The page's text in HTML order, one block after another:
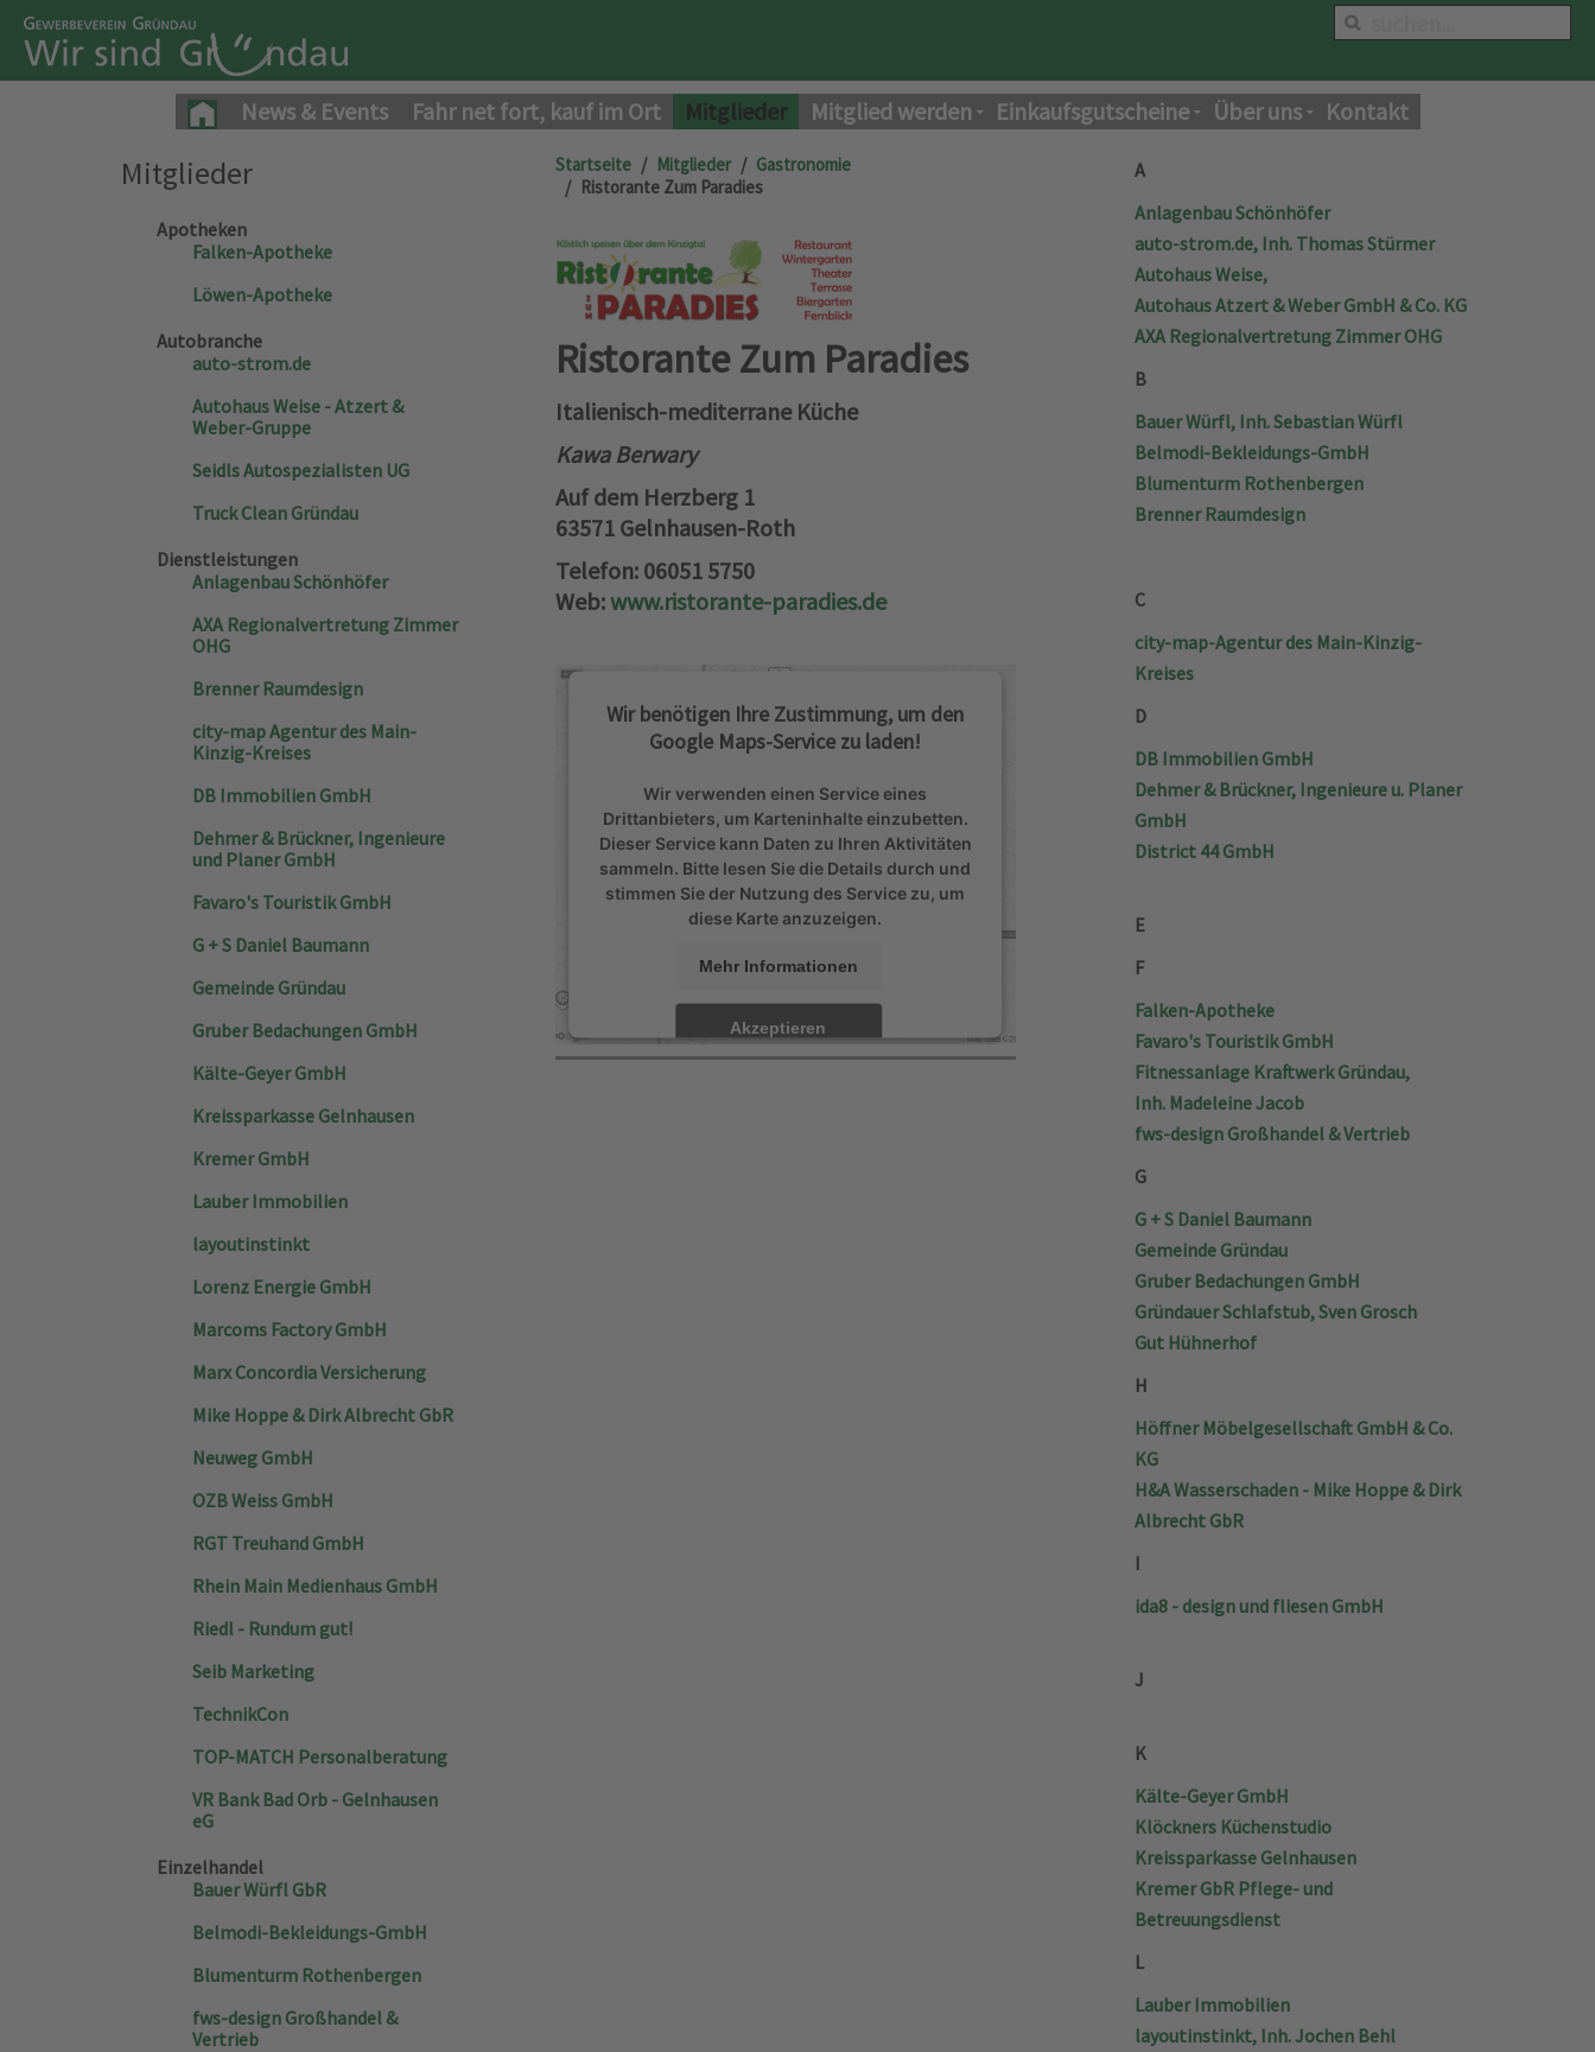
News & Events Fahr net fort, kauf im Ort Mitglieder Mitglied werden Einkaufsgutscheine Über uns Kontakt
Startseite Mitglieder
Gastronomie
Ristorante Zum Paradies
Ristorante Zum Paradies
Italienisch-mediterrane Küche
Kawa Berwary
Auf dem Herzberg 1
63571 Gelnhausen-Roth
Telefon: 06051 5750
Web:www.ristorante-paradies.de
Wir benötigen Ihre Zustimmung, um den
Google Maps-Service zu laden!
Wir verwenden einen Service eines
Drittanbieters, um Karteninhalte einzubetten.
Dieser Service kann Daten zu Ihren Aktivitäten
sammeln. Bitte lesen Sie die Details durch und
stimmen Sie der Nutzung des Service zu, um
diese Karte anzuzeigen.
Mehr Informationen
Akzeptieren
Mitglieder
Apotheken
Falken-Apotheke
Löwen-Apotheke
Autobranche
auto-strom.de
Autohaus Weise - Atzert &
Weber-Gruppe
Seidls Autospezialisten UG
Truck Clean Gründau
Dienstleistungen
Anlagenbau Schönhöfer
AXA Regionalvertretung Zimmer
OHG
Brenner Raumdesign
city-map Agentur des Main-
Kinzig-Kreises
DB Immobilien GmbH
Dehmer & Brückner, Ingenieure
und Planer GmbH
Favaro's Touristik GmbH
G + S Daniel Baumann
Gemeinde Gründau
Gruber Bedachungen GmbH
Kälte-Geyer GmbH
Kreissparkasse Gelnhausen
Kremer GmbH
Lauber Immobilien
layoutinstinkt
Lorenz Energie GmbH
Marcoms Factory GmbH
Marx Concordia Versicherung
Mike Hoppe & Dirk Albrecht GbR
Neuweg GmbH
OZB Weiss GmbH
RGT Treuhand GmbH
Rhein Main Medienhaus GmbH
Riedl - Rundum gut!
Seib Marketing
TechnikCon
TOP-MATCH Personalberatung
VR Bank Bad Orb - Gelnhausen
eG
Einzelhandel
Bauer Würfl GbR
Belmodi-Bekleidungs-GmbH
Blumenturm Rothenbergen
fws-design Großhandel &
Vertrieb
A
Anlagenbau Schönhöfer
auto-strom.de, Inh. Thomas Stürmer
Autohaus Weise,
Autohaus Atzert & Weber GmbH & Co. KG
AXA Regionalvertretung Zimmer OHG
B
Bauer Würfl, Inh. Sebastian Würfl
Belmodi-Bekleidungs-GmbH
Blumenturm Rothenbergen
Brenner Raumdesign
C
city-map-Agentur des Main-Kinzig-
Kreises
D
DB Immobilien GmbH
Dehmer & Brückner, Ingenieure u. Planer
GmbH
District 44 GmbH
E
F
Falken-Apotheke
Favaro's Touristik GmbH
Fitnessanlage Kraftwerk Gründau,
Inh. Madeleine Jacob
fws-design Großhandel & Vertrieb
G
G + S Daniel Baumann
Gemeinde Gründau
Gruber Bedachungen GmbH
Gründauer Schlafstub, Sven Grosch
Gut Hühnerhof
H
Höffner Möbelgesellschaft GmbH & Co.
KG
H&A Wasserschaden - Mike Hoppe & Dirk
Albrecht GbR
I
ida8 - design und fliesen GmbH
J
K
Kälte-Geyer GmbH
Klöckners Küchenstudio
Kreissparkasse Gelnhausen
Kremer GbR Pflege- und
Betreuungsdienst
L
Lauber Immobilien
layoutinstinkt, Inh. Jochen Behl